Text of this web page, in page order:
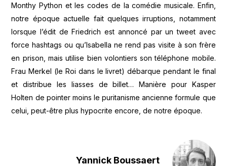
Monthy Python et les codes de la comédie musicale. Enfin,
notre époque actuelle fait quelques irruptions, notamment
lorsque l’édit de Friedrich est annoncé par un tweet avec
force hashtags ou qu’Isabella ne rend pas visite à son frère
en prison, mais utilise bien volontiers son téléphone mobile.
Frau Merkel (le Roi dans le livret) débarque pendant le final
et distribue les liasses de billet… Manière pour Kasper
Holten de pointer moins le puritanisme ancienne formule que
celui, peut-être plus hypocrite encore, de notre époque.
Yannick Boussaert